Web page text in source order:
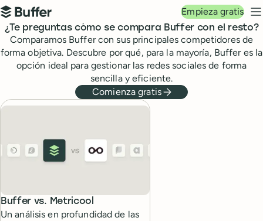
Navegación principal
Buffer
Empieza gratis
¿Te preguntas cómo se compara Buffer con el resto?
Comparamos Buffer con sus principales competidores de
forma objetiva. Descubre por qué, para la mayoría, Buffer es la
opción ideal para gestionar las redes sociales de forma
sencilla y eficiente.
Comienza gratis
Buffer comparado con otras herramientas de gestión
Buffer vs. Metricool
Un análisis en profundidad de las